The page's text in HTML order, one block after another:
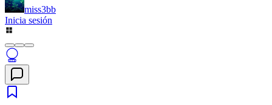
miss3bb
Inicia sesión